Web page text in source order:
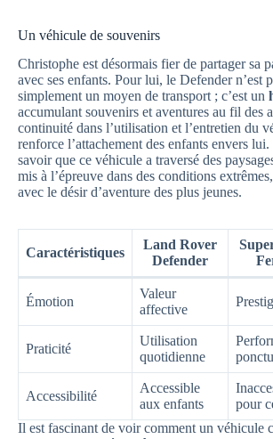
Un véhicule de souvenirs
Christophe est désormais fier de partager sa
avec ses enfants. Pour lui, le Defender n’est
simplement un moyen de transport ; c’est un
accumulant souvenirs et aventures au fil des
continuité dans l’utilisation et l’entretien du
renforce l’attachement des enfants envers
savoir que ce véhicule a traversé des
mis à l’épreuve dans des conditions
avec le désir d’aventure des plus jeunes.
Caractéristiques
Land Rover
Defender
Émotion
Valeur
affective
Praticité
Utilisation
quotidienne
Accessibilité
Accessible
aux enfants
pour
Il est fascinant de voir comment un véhicule